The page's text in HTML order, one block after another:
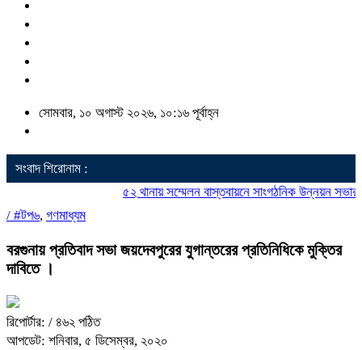
সোমবার, ১০ অগাস্ট ২০২৬, ১০:১৬ পূর্বাহ্ন
সংবাদ শিরোনাম :
৫২ থানায় সম্মেলন বাস্তবায়নে সাংগঠনিক উন্নয়ন সভার
/ #টপ৬, গণমাধ্যম
বরগুনায় প্রতিবাদ সভা জয়দেবপুরের যুগান্তরের প্রতিনিধিকে মুক্তির
দাবিতে ।
রিপোর্টার: / ৪৬২ পঠিত
আপডেট: শনিবার, ৫ ডিসেম্বর, ২০২০